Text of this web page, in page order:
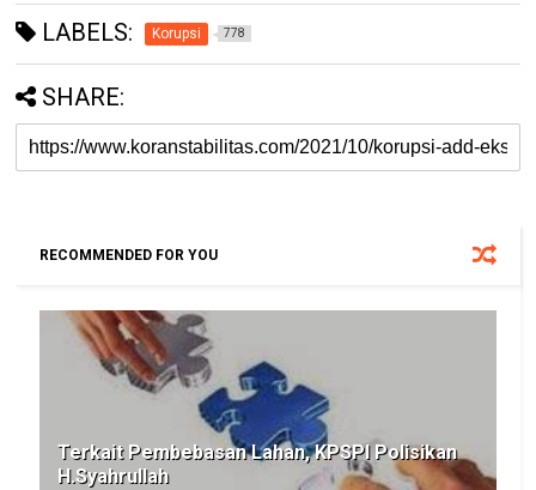
LABELS: Korupsi 778
SHARE:
RECOMMENDED FOR YOU
Terkait Pembebasan Lahan, KPSPI Polisikan
H.Syahrullah